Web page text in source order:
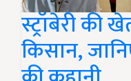
स्ट्रॉबेरी
किसान,